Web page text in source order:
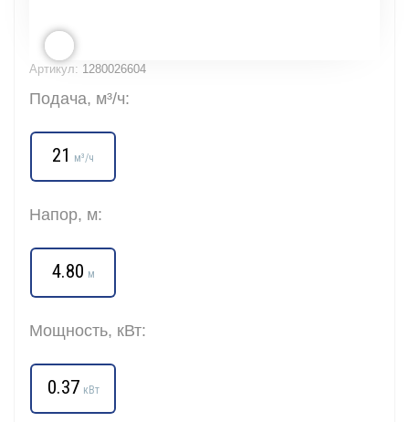
Артикул: 1280026604
Подача, м³/ч:
21 м³/ч
Напор, м:
4.80 м
Мощность, кВт:
0.37 кВт